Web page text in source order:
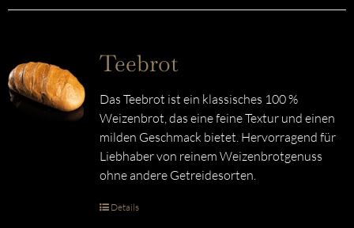
Teebrot
Das Teebrot ist ein klassisches 100 %
Weizenbrot, das eine feine Textur und einen
milden Geschmack bietet. Hervorragend für
Liebhaber von reinem Weizenbrotgenuss
ohne andere Getreidesorten.
Details